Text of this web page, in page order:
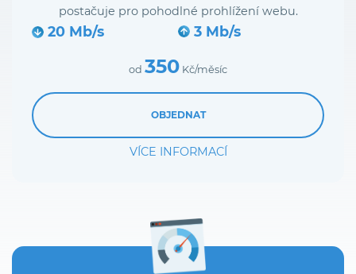
postačuje pro pohodlné prohlížení webu.
20 Mb/s 3 Mb/s
od 350 Kč/měsíc
OBJEDNAT
VÍCE INFORMACÍ